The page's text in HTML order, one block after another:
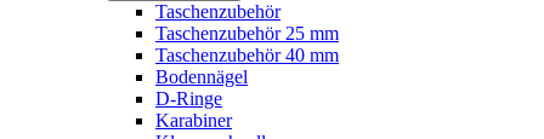
Taschenzubehör
Taschenzubehör 25 mm
Taschenzubehör 40 mm
Bodennägel
D-Ringe
Karabiner